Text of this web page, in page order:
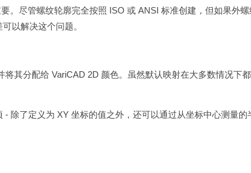
。尽管螺纹轮廓完全按照 ISO 或 ANSI 标准创建，但如果外
以解决这个问题。
其分配给 VariCAD 2D 颜色。虽然默认映射在大多数情况下
除了定义为 XY 坐标的值之外，还可以通过从坐标中心测量